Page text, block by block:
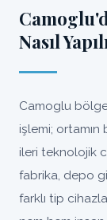
Nasıl
Camoglu
işlemi;
ileri teknolojik
fabrika, depo
farklı tip